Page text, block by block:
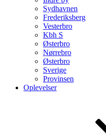
Sydhavnen
Frederiksberg
Vesterbro
Kbh S
Østerbro
Nørrebro
Østerbro
Sverige
Provinsen
Oplevelser